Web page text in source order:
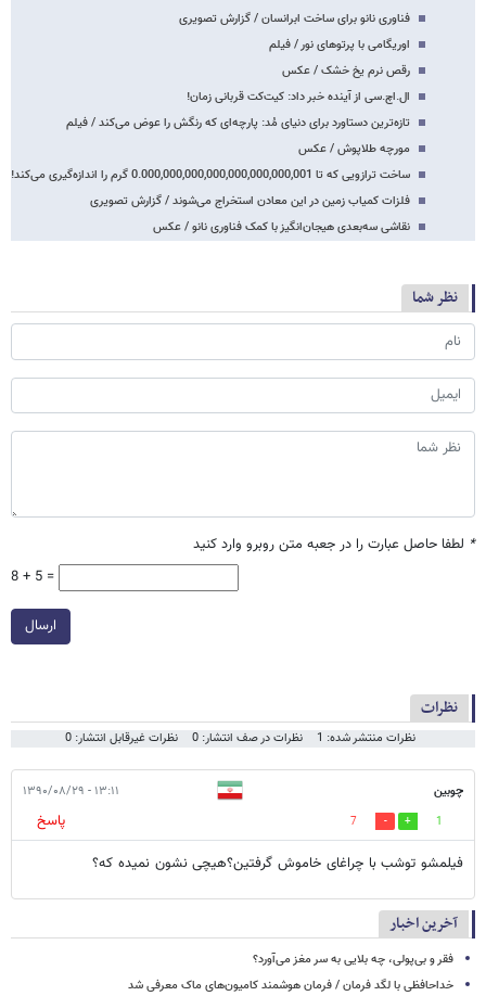
فناوری نانو برای ساخت ابرانسان / گزارش تصویری
اوریگامی با پرتوهای نور / فیلم
رقص نرم یخ خشک / عکس
ال.اچ.سی از آینده خبر داد: کیت‌کت قربانی زمان!
تازه‌ترین دستاورد برای دنیای مُد: پارچه‌ای که رنگش را عوض می‌کند / فیلم
مورچه طلاپوش / عکس
ساخت ترازویی که تا 0.000,000,000,000,000,000,000,001 گرم را اندازه‌گیری می‌کند!
فلزات کمیاب زمین در این معادن استخراج می‌شوند / گزارش تصویری
نقاشی سه‌بعدی هیجان‌انگیز با کمک فناوری نانو / عکس
نظر شما
* لطفا حاصل عبارت را در جعبه متن روبرو وارد کنید
8 + 5 =
ارسال
نظرات
نظرات منتشر شده: 1 نظرات در صف انتشار: 0 نظرات غیرقابل انتشار: 0
چوبین ۱۳:۱۱ - ۱۳۹۰/۰۸/۲۹
1
7
پاسخ
فیلمشو توشب با چراغای خاموش گرفتین؟هیچی نشون نمیده که؟
آخرین اخبار
فقر و بی‌پولی، چه بلایی به سر مغز می‌آورد؟
خداحافظی با لگد فرمان / فرمان هوشمند کامیون‌های ماک معرفی شد